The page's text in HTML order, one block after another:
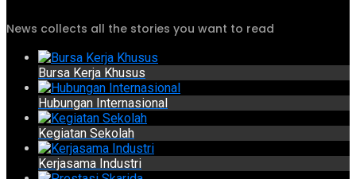
News collects all the stories you want to read
Bursa Kerja Khusus
Hubungan Internasional
Kegiatan Sekolah
Kerjasama Industri